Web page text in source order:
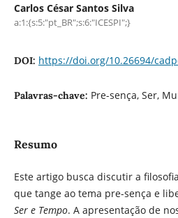
Carlos César Santos Silva
a:1:{s:5:"pt_BR";s:6:"ICESPI";}
DOI: https://doi.org/10.26694/
Palavras-chave: Pre-sença, Ser,
Resumo
Este artigo busca discutir a
que tange ao tema pre-sença e
Ser e Tempo. A apresentação de